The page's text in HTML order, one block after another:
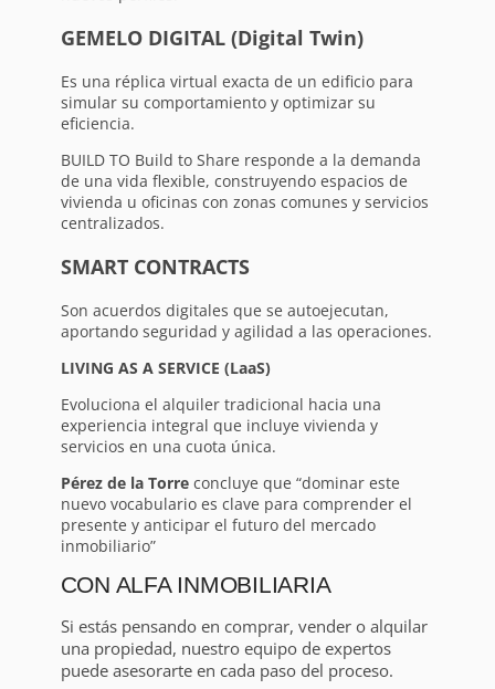
GEMELO DIGITAL (Digital Twin)
Es una réplica virtual exacta de un edificio para
simular su comportamiento y optimizar su
eficiencia.
BUILD TO Build to Share responde a la demanda
de una vida flexible, construyendo espacios de
vivienda u oficinas con zonas comunes y servicios
centralizados.
SMART CONTRACTS
Son acuerdos digitales que se autoejecutan,
aportando seguridad y agilidad a las operaciones.
LIVING AS A SERVICE (LaaS)
Evoluciona el alquiler tradicional hacia una
experiencia integral que incluye vivienda y
servicios en una cuota única.
Pérez de la Torreconcluye que “dominar este
nuevo vocabulario es clave para comprender el
presente y anticipar el futuro del mercado
inmobiliario”
CON ALFA INMOBILIARIA
Si estás pensando en comprar, vender o alquilar
una propiedad, nuestro equipo de expertos
puede asesorarte en cada paso del proceso.